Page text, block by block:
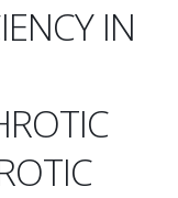
IN